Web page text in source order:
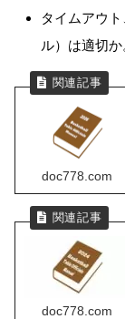
タイムアウ
ル）は適切か
doc778.com
doc778.com